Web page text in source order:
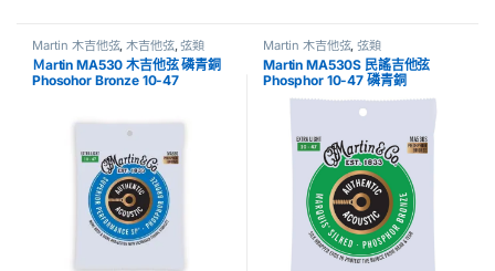
Martin 木吉他弦,木吉他弦,弦類
Ｍartin MA530 木吉他弦 磷青銅
Phosohor Bronze 10-47
Martin 木吉他弦,弦類
Martin MA530S 民謠吉他弦
Phosphor 10-47 磷青銅